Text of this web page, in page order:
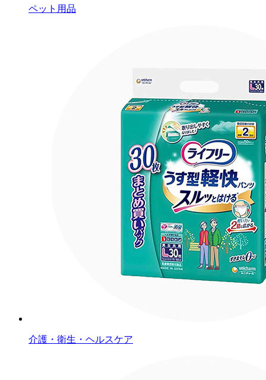
ペット用品
介護・衛生・ヘルスケア